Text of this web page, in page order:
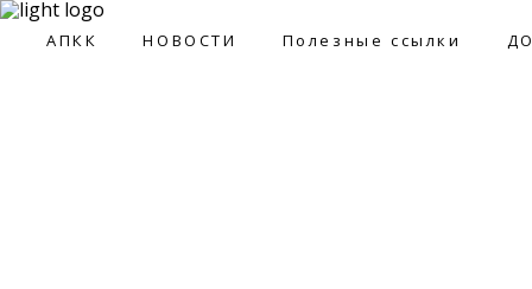
АПКК НОВОСТИ Полезные ссылки